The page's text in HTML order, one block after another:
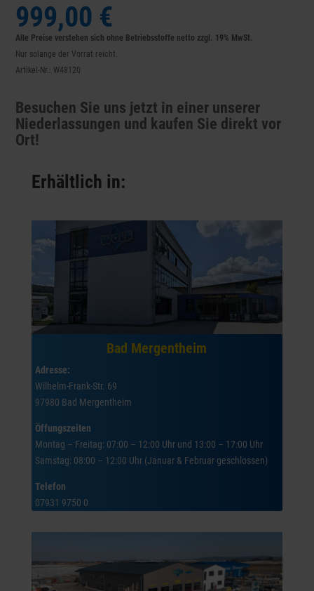
999,00 €
Alle Preise verstehen sich ohne Betriebsstoffe netto zzgl. 19% MwSt.
Nur solange der Vorrat reicht.
Artikel-Nr.: W48120
Besuchen Sie uns jetzt in einer unserer
Niederlassungen und kaufen Sie direkt vor
Ort!
Erhältlich in:
Bad Mergentheim
Adresse:
Wilhelm-Frank-Str. 69
97980 Bad Mergentheim
Öffungszeiten
Montag – Freitag: 07:00 – 12:00 Uhr und 13:00 – 17:00 Uhr
Samstag: 08:00 – 12:00 Uhr (Januar & Februar geschlossen)
Telefon
07931 9750 0